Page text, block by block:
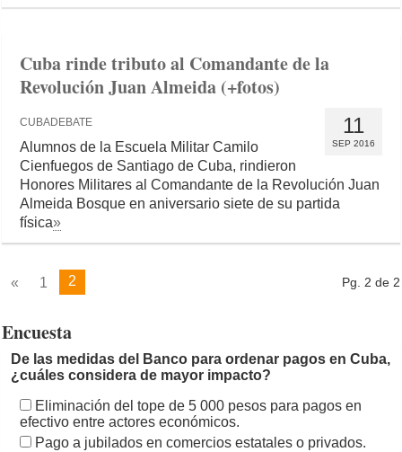
Cuba rinde tributo al Comandante de la
Revolución Juan Almeida (+fotos)
11
SEP 2016
CUBADEBATE
Alumnos de la Escuela Militar Camilo
Cienfuegos de Santiago de Cuba, rindieron
Honores Militares al Comandante de la Revolución Juan
Almeida Bosque en aniversario siete de su partida
física»
Pg. 2 de 2
« 1 2
Encuesta
De las medidas del Banco para ordenar pagos en Cuba,
¿cuáles considera de mayor impacto?
Eliminación del tope de 5 000 pesos para pagos en
efectivo entre actores económicos.
Pago a jubilados en comercios estatales o privados.